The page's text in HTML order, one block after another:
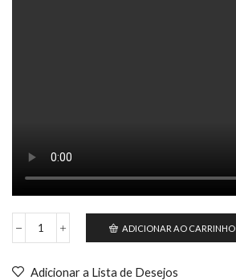
Suporte
ADICIONAR AO CARRINHO
Adicionar a Lista de Desejos